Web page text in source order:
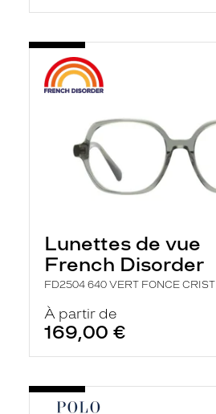
Lunettes de vue
French Disorder
FD2504 640 VERT FONCE CRIST
À partir de
169,00 €